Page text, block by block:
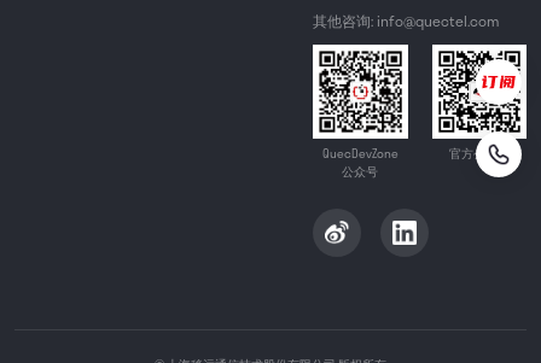
其他咨询: info@quectel.com
QuecDevZone
公众号
官方公众号